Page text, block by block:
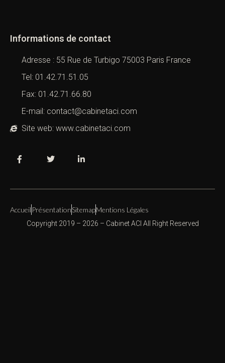
Informations de contact
Adresse : 55 Rue de Turbigo 75003 Paris France
Tel: 01.42.71.51.05
Fax: 01.42.71.66.80
E-mail: contact@cabinetaci.com
Site web: www.cabinetaci.com
Accueil PrésentationSitemapMentions Légales
Copyright 2019 – 2026 – Cabinet ACI All Right Reserved